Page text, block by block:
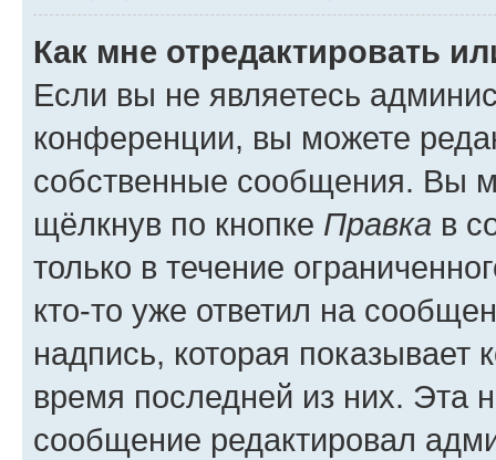
Как мне отредактировать
Если вы не являетесь
конференции, вы можете
собственные сообщения. Вы
щёлкнув по кнопке Правка в
только в течение
кто-то уже ответил на
надпись, которая показывает
время последней из них. Эта
сообщение редактировал